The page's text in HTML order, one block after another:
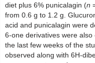
diet plus 6% punicalagin (n
from 0.6 g to 1.2 g.
acid and punicalagin were
6-one derivatives were
the last few weeks of the
observed along with 6H-